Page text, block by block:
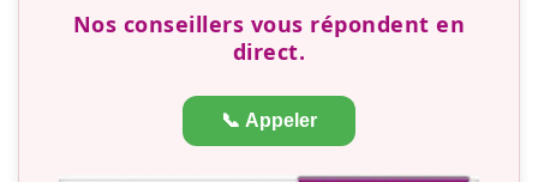
Nos conseillers vous répondent en
direct.
📞 Appeler